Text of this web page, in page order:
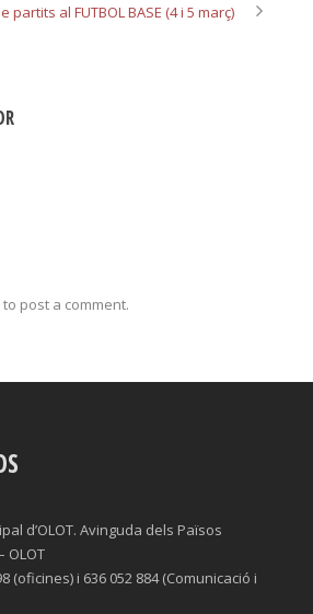
partits al FUTBOL BASE (4 i 5 març)
to post a comment.
d’OLOT. Avinguda dels Països
OLOT
(oficines) i 636 052 884 (Comunicació i